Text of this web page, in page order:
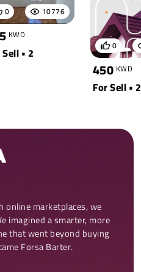
10776
0
KWD
• 2 0
450 KWD
For Sell • 2
marketplaces, we
imagined a smarter, more
that went beyond buying
Forsa Barter.